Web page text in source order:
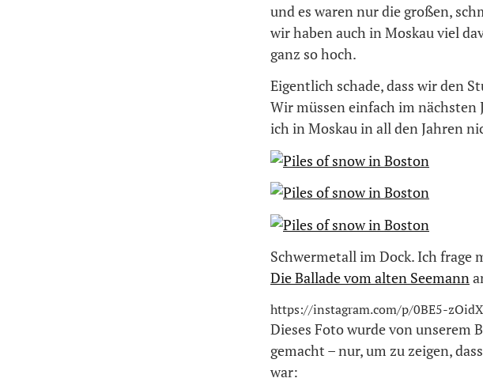
und es waren nur die großen,
wir haben auch in Moskau viel
ganz so hoch.
Eigentlich schade, dass wir den
Wir müssen einfach im nächsten
ich in Moskau in all den Jahren
Schwermetall im Dock. Ich frage
Die Ballade vom alten Seemann
https://instagram.com/p/0BE5-
Dieses Foto wurde von unserem
gemacht – nur, um zu zeigen,
war: